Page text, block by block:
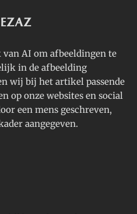
AI om afbeeldingen te
in de afbeelding
wij bij het artikel passende
op onze websites en social
een mens geschreven,
aangegeven.